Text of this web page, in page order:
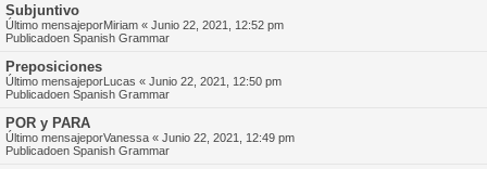
Subjuntivo
Último mensajeporMiriam « Junio 22, 2021, 12:52 pm
Publicadoen Spanish Grammar
Preposiciones
Último mensajeporLucas « Junio 22, 2021, 12:50 pm
Publicadoen Spanish Grammar
POR y PARA
Último mensajeporVanessa « Junio 22, 2021, 12:49 pm
Publicadoen Spanish Grammar